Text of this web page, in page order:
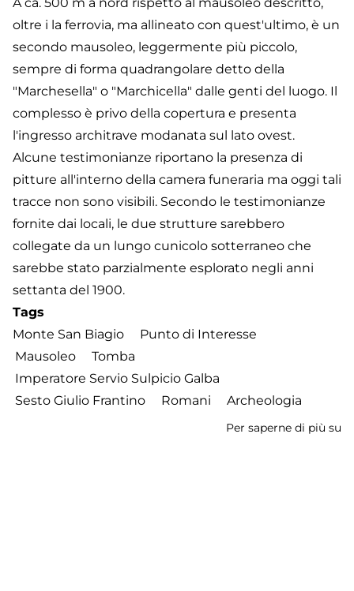
oltre i la ferrovia, ma allineato con quest'ultimo, è un
secondo mausoleo, leggermente più piccolo,
sempre di forma quadrangolare detto della
"Marchesella" o "Marchicella" dalle genti del luogo. Il
complesso è privo della copertura e presenta
l'ingresso architrave modanata sul lato ovest.
Alcune testimonianze riportano la presenza di
pitture all'interno della camera funeraria ma oggi tali
tracce non sono visibili. Secondo le testimonianze
fornite dai locali, le due strutture sarebbero
collegate da un lungo cunicolo sotterraneo che
sarebbe stato parzialmente esplorato negli anni
settanta del 1900.
Tags
Monte San Biagio
Punto di Interesse
Mausoleo
Tomba
Imperatore Servio Sulpicio Galba
Sesto Giulio Frantino
Romani Archeologia
Per saperne di più su